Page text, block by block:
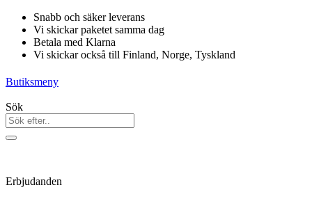
Hoppa
innehåll
Snabb och säker leverans
Vi skickar paketet samma dag
Betala med Klarna
Vi skickar också till Finland, Norge, Tyskland
Butiksmeny
Sök
Erbjudanden